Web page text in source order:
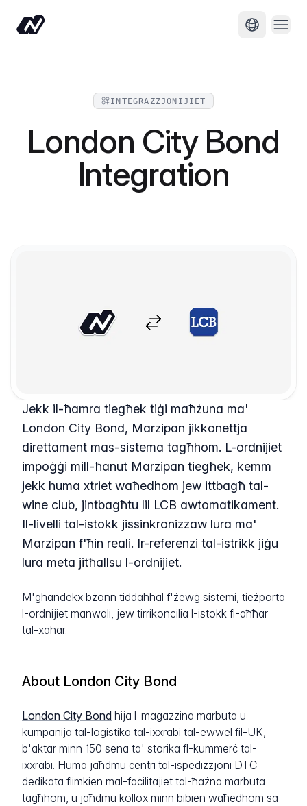
Ibdel il-Iftaħ
INTEGRAZZJONIJIET
London City Bond
Integration
Jekk il-ħamra tiegħek tiġi maħżuna ma'
London City Bond, Marzipan jikkonettja
direttament mas-sistema tagħhom. L-ordnijiet
impoġġi mill-ħanut Marzipan tiegħek, kemm
jekk huma xtriet waħedhom jew ittbagħ tal-
wine club, jintbagħtu lil LCB awtomatikament.
Il-livelli tal-istokk jissinkronizzaw lura ma'
Marzipan f'ħin reali. Ir-referenzi tal-istrikk jiġu
lura meta jitħallsu l-ordnijiet.
M'għandekx bżonn tiddaħħal f'żewġ sistemi, tieżporta
l-ordnijiet manwali, jew tirrikoncilia l-istokk fl-aħħar
tal-xahar.
About London City Bond
London City Bond hija l-magazzina marbuta u
kumpanija tal-logistika tal-ixxrabi tal-ewwel fil-UK,
b'aktar minn 150 sena ta' storika fl-kummerċ tal-
ixxrabi. Huma jaħdmu ċentri tal-ispedizzjoni DTC
dedikata flimkien mal-faċilitajiet tal-ħażna marbuta
tagħhom, u jaħdmu kollox minn bibien waħedhom sa